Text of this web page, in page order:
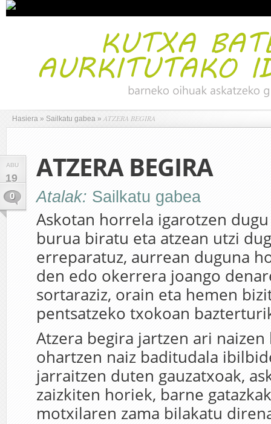
Hasiera » Sailkatu gabea » ATZERA BEGIRA
ABU
19
0
ATZERA BEGIRA
Atalak: Sailkatu gabea
Askotan horrela igarotzen
burua biratu eta atzean utzi
erreparatuz, aurrean duguna
den edo okerrera joango
sortaraziz, orain eta hemen
pentsatzeko txokoan
Atzera begira jartzen ari
ohartzen naiz baditudala
jarraitzen duten gauzatxoak,
zaizkiten horiek, barne
motxilaren zama bilakatu